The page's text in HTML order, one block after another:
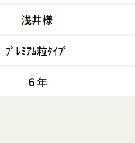
浅井様
ﾌﾟﾚﾐｱﾑ粒ﾀｲﾌﾟ
６年